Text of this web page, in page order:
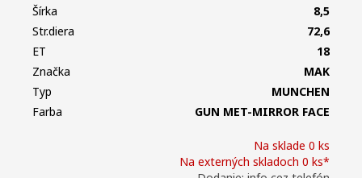
Na sklade 0 ks
Na externých skladoch 0 ks*
Šírka
8,5
Str.diera
72,6
ET
18
Značka
MAK
Typ
MUNCHEN
Farba
GUN MET-MIRROR FACE